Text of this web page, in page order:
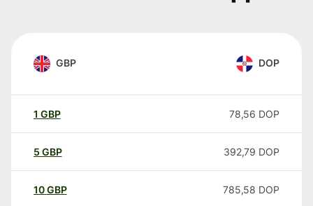
GBP DOP
1 GBP 78,56 DOP
5 GBP 392,79 DOP
10GBP 785,58 DOP